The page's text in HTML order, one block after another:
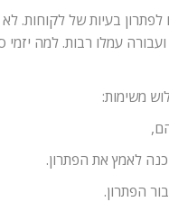
בעיות של
עמלו רבות. למה
משימות:
לאמץ את הפתרון.
הפתרון.